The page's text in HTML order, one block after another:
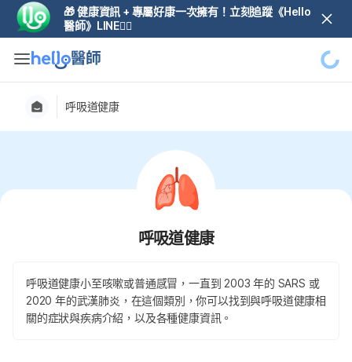
🎁 健康資訊 + 專屬好康一次擁有！立刻追蹤《Hello
醫師》LINE👆🏼
呼吸道健康
呼吸道健康
呼吸道健康小至咳嗽或普通感冒，一直到 2003 年的 SARS 或
2020 年的武漢肺炎，在這個類別，你可以找到與呼吸道健康相
關的症狀與疾病介紹，以及各種健康資訊。